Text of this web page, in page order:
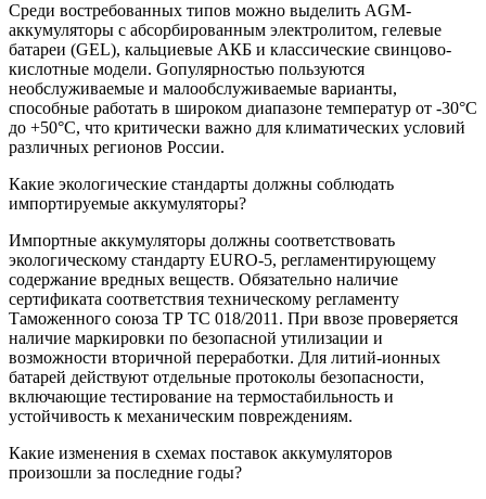
Среди востребованных типов можно выделить AGM-
аккумуляторы с абсорбированным электролитом, гелевые
батареи (GEL), кальциевые АКБ и классические свинцово-
кислотные модели. Gопулярностью пользуются
необслуживаемые и малообслуживаемые варианты,
способные работать в широком диапазоне температур от -30°C
до +50°C, что критически важно для климатических условий
различных регионов России.
Какие экологические стандарты должны соблюдать
импортируемые аккумуляторы?
Импортные аккумуляторы должны соответствовать
экологическому стандарту EURO-5, регламентирующему
содержание вредных веществ. Обязательно наличие
сертификата соответствия техническому регламенту
Таможенного союза ТР ТС 018/2011. При ввозе проверяется
наличие маркировки по безопасной утилизации и
возможности вторичной переработки. Для литий-ионных
батарей действуют отдельные протоколы безопасности,
включающие тестирование на термостабильность и
устойчивость к механическим повреждениям.
Какие изменения в схемах поставок аккумуляторов
произошли за последние годы?